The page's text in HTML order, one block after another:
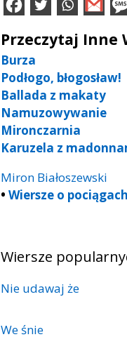
Przeczytaj Inne
Burza
Podłogo, błogosław!
Ballada z makaty
Namuzowywanie
Mironczarnia
Karuzela z
Miron Białoszewski
• Wiersze o pociągach
Wiersze
Nie udawaj że
We śnie